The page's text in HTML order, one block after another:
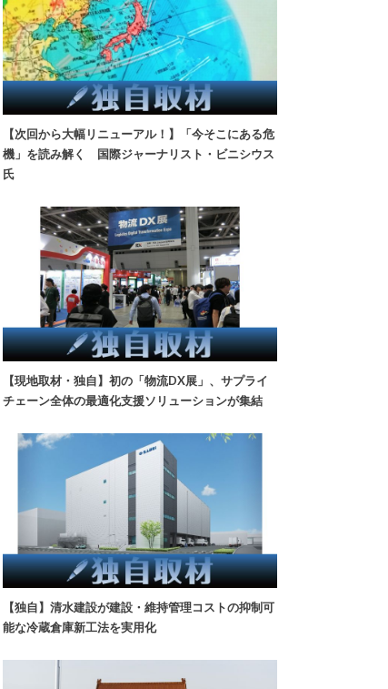
【次回から大幅リニューアル！】「今そこにある危
機」を読み解く 国際ジャーナリスト・ビニシウス
氏
【現地取材・独自】初の「物流DX展」、サプライ
チェーン全体の最適化支援ソリューションが集結
【独自】清水建設が建設・維持管理コストの抑制可
能な冷蔵倉庫新工法を実用化